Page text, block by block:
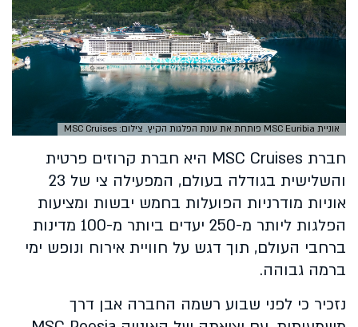
אוניית MSC Euribia פותחת את עונת הפלגות הקיץ. צילום: MSC Cruises
חברת MSC Cruises היא חברת קרוזים פרטית
והשלישית בגודלה בעולם, המפעילה צי של 23
אוניות מודרניות הפועלות בחמש יבשות ומציעות
הפלגות ליותר מ-250 יעדים ביותר מ-100 מדינות
ברחבי העולם, תוך דגש על חוויית אירוח ונופש ימי
ברמה גבוהה.
נזכיר כי לפני שבוע רשמה החברה אבן דרך